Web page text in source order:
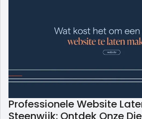
Professionele Website
Steenwijk: Ontdek Onze